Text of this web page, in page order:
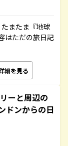
またま『地球
はただの旅日記
細を見る
ーと周辺の
ドンからの日